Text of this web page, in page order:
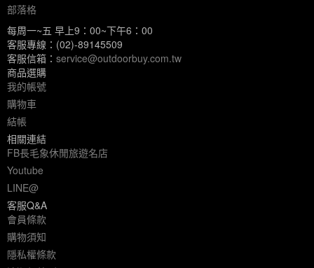
部落格
每周一~五 早上9：00~下午6：00
客服專線：(02)-89145509
客服信箱： service@outdoorbuy.com.tw
商品選購
我的帳號
購物車
結帳
相關連結
FB長毛象休閒旅遊名店
Youtube
LINE@
客服Q&A
會員條款
購物須知
隱私權條款